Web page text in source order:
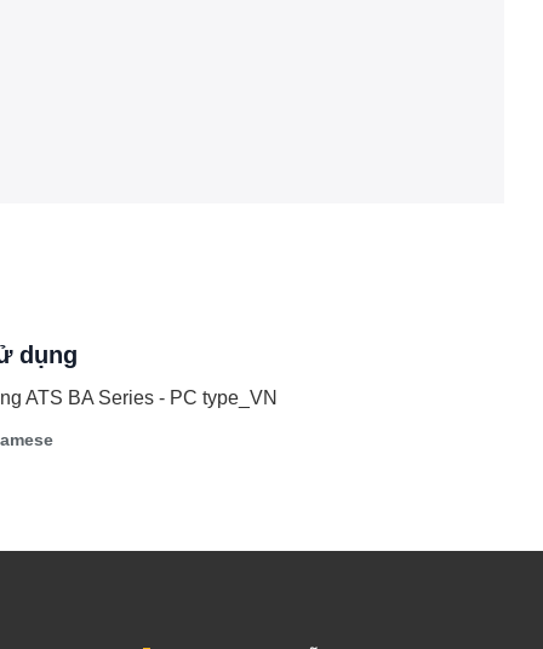
dụng
ATS BA Series - PC type_VN